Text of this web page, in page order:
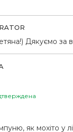
Дякуємо за
як мохіто у